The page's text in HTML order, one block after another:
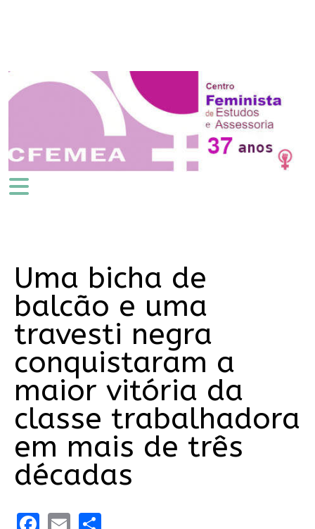
Uma bicha de
balcão e uma
travesti negra
conquistaram a
maior vitória da
classe trabalhadora
em mais de três
décadas
Facebook
EmailShare